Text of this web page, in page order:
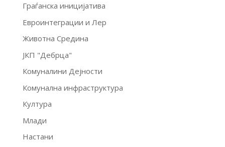
Граѓанска иницијатива
Евроинтеграции и Лер
Животна Средина
ЈКП "Дебрца"
Комуналини Дејности
Комунална инфраструктура
Култура
Млади
Настани